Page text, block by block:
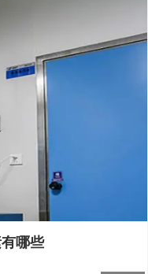
哪些